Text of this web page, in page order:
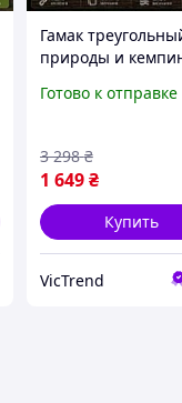
Гамак
природы и
гамак
для отдыха
Кемпинговый
Готово к отправке
1 649 ₴
3 298 ₴
Купить
VicTrend